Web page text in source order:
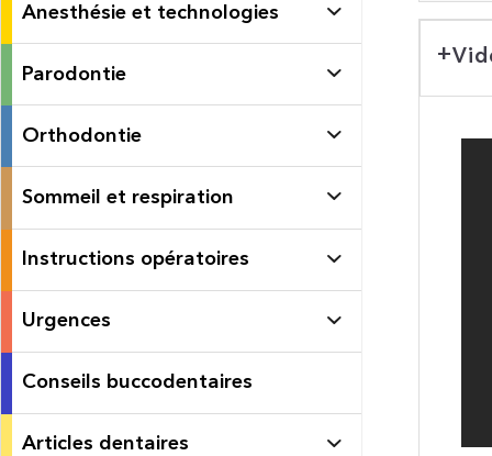
Anesthésie et technologies
Parodontie
Orthodontie
Sommeil et respiration
Instructions opératoires
Urgences
Conseils buccodentaires
Articles dentaires